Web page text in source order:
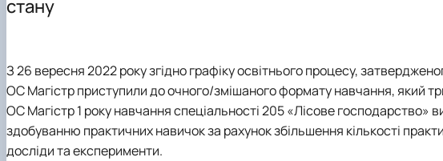
ННВЛ
Підручники, навчальні посібники, монографії
стану
З 26 вересня 2022 року згідно графіку освітнього процесу,
ОС Магістр приступили до очного/змішаного формату навчання, який
ОС Магістр 1 року навчання спеціальності 205 «Лісове
здобуванню практичних навичок за рахунок збільшення кількості
досліди та експерименти.